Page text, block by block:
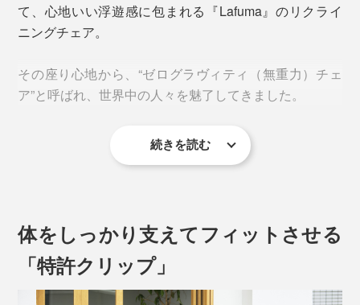
て、心地いい浮遊感に包まれる『Lafuma』のリクライ
ニングチェア。
その座り心地から、“ゼログラヴィティ（無重力）チェ
ア”と呼ばれ、世界中の人々を魅了してきました。
続きを読む
体をしっかり支えてフィットさせる
「特許クリップ」